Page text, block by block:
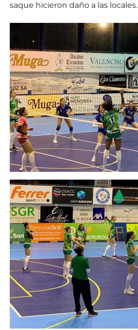
saque hicieron daño a las locales.